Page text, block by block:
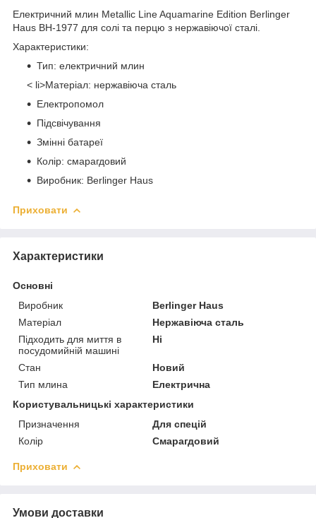
Електричний млин Metallic Line Aquamarine Edition Berlinger
Haus BH-1977 для солі та перцю з нержавіючої сталі.
Характеристики:
Тип: електричний млин
< li>Матеріал: нержавіюча сталь
Електропомол
Підсвічування
Змінні батареї
Колір: смарагдовий
Виробник: Berlinger Haus
Приховати
Характеристики
Основні
Виробник
Berlinger Haus
Матеріал
Нержавіюча сталь
Підходить для миття в
посудомийній машині
Ні
Стан
Новий
Тип млина
Електрична
Користувальницькі характеристики
Призначення
Для спецій
Колір
Смарагдовий
Приховати
Умови доставки